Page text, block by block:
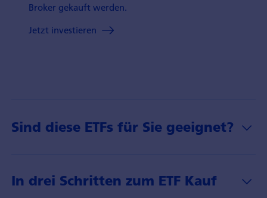
Broker gekauft werden.
Jetzt investieren
Sind diese ETFs für Sie geeignet?
In drei Schritten zum ETF Kauf